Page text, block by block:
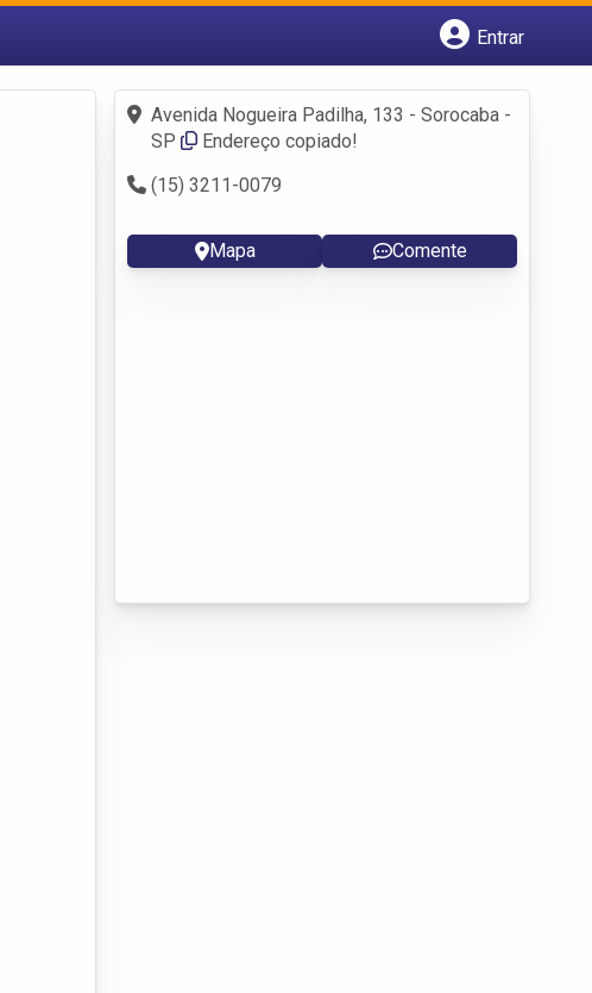
Entrar
Fazer login
Criar conta
Avenida Nogueira Padilha, 133 - Sorocaba -
SP
Endereço copiado!
(15) 3211-0079
Mapa Comente